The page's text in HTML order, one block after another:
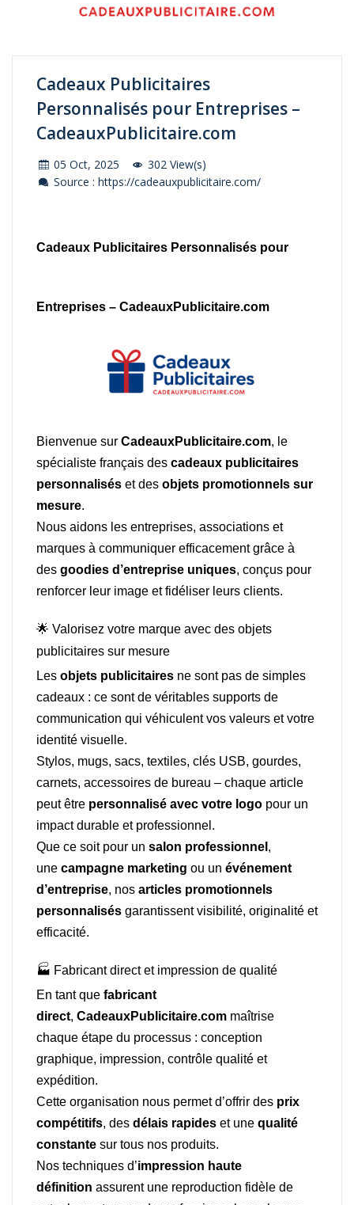
Cadeaux Publicitaires
Personnalisés pour Entreprises –
CadeauxPublicitaire.com
05 Oct, 2025
302 View(s)
Source : https://cadeauxpublicitaire.com/
Cadeaux Publicitaires Personnalisés pour
Entreprises – CadeauxPublicitaire.com
Bienvenue sur CadeauxPublicitaire.com, le
spécialiste français des cadeaux publicitaires
personnalisés et des objets promotionnels sur
mesure.
Nous aidons les entreprises, associations et
marques à communiquer efficacement grâce à
des goodies d’entreprise uniques, conçus pour
renforcer leur image et fidéliser leurs clients.
🌟 Valorisez votre marque avec des objets
publicitaires sur mesure
Les objets publicitaires ne sont pas de simples
cadeaux : ce sont de véritables supports de
communication qui véhiculent vos valeurs et votre
identité visuelle.
Stylos, mugs, sacs, textiles, clés USB, gourdes,
carnets, accessoires de bureau – chaque article
peut être personnalisé avec votre logo pour un
impact durable et professionnel.
Que ce soit pour un salon professionnel ,
une campagne marketing ou un événement
d’entreprise, nos articles promotionnels
personnalisés garantissent visibilité, originalité et
efficacité.
🏭 Fabricant direct et impression de qualité
En tant que fabricant
direct, CadeauxPublicitaire.com maîtrise
chaque étape du processus : conception
graphique, impression, contrôle qualité et
expédition.
Cette organisation nous permet d’offrir des prix
compétitifs, des délais rapides et une qualité
constante sur tous nos produits.
Nos techniques d’impression haute
définition assurent une reproduction fidèle de